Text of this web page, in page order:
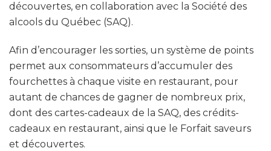
découvertes, en collaboration avec la Société des
alcools du Québec (SAQ).
Afin d’encourager les sorties, un système de points
permet aux consommateurs d’accumuler des
fourchettes à chaque visite en restaurant, pour
autant de chances de gagner de nombreux prix,
dont des cartes-cadeaux de la SAQ, des crédits-
cadeaux en restaurant, ainsi que le Forfait saveurs
et découvertes.